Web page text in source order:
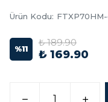
Ürün Kodu:
%11
₺ 189.90
₺ 169.90